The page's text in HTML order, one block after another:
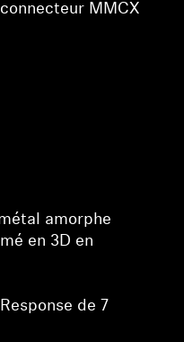
MMCX
amorphe
en 3D en
de 7